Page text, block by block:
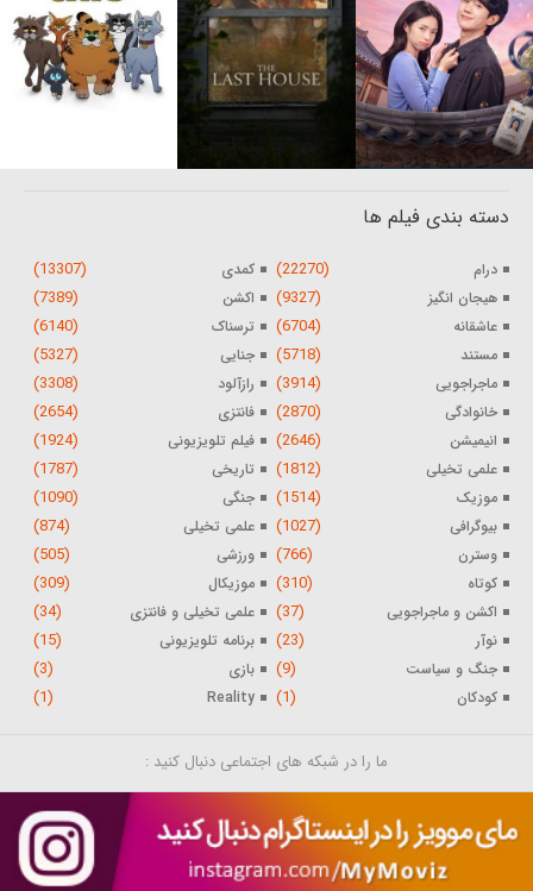
دسته بندی فیلم ها
درام (22270) کمدی (13307)
هیجان انگیز (9327) اکشن (7389)
عاشقانه (6704) ترسناک (6140)
مستند (5718) جنایی (5327)
ماجراجویی (3914) رازآلود (3308)
خانوادگی (2870) فانتزی (2654)
انیمیشن (2646) فیلم تلویزیونی (1924)
علمی تخیلی (1812) تاریخی (1787)
موزیک (1514) جنگی (1090)
بیوگرافی (1027) علمی تخیلی (874)
وسترن (766) ورزشی (505)
کوتاه (310) موزیکال (309)
اکشن و ماجراجویی (37) علمی تخیلی و فانتزی (34)
نوآر (23) برنامه تلویزیونی (15)
جنگ و سیاست (9) بازی (3)
کودکان (1)
Reality
(1)
ما را در شبکه های اجتماعی دنبال کنید :